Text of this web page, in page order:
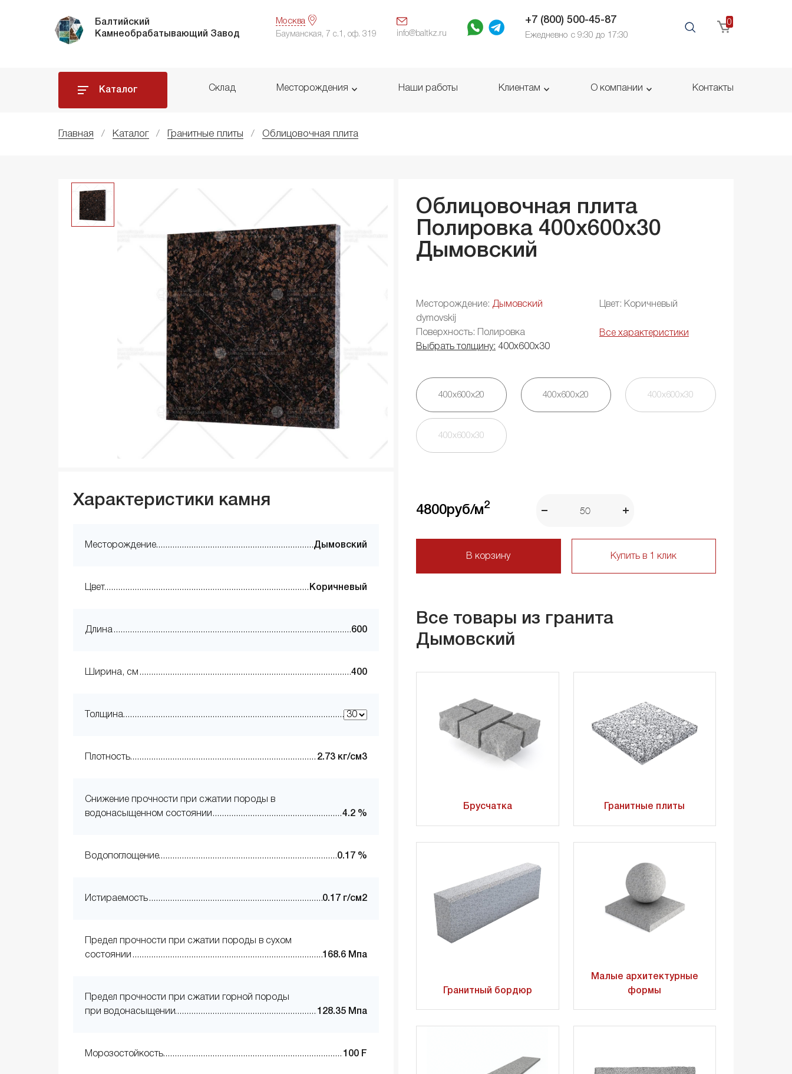
Балтийский
Камнеобрабатывающий Завод
Москва
Бауманская, 7 с.1, оф. 319 info@baltkz.ru
+7 (800) 500-45-87
Ежедневно с 9:30 до 17:30
0
Каталог Склад Месторождения Наши работы Клиентам О компании Контакты
Главная Каталог Гранитные плиты Облицовочная плита
Облицовочная плита
Полировка 400x600x30
Дымовский
Месторождение: Дымовский
dymovskij
Цвет: Коричневый
Поверхность: Полировка
Все характеристики
Выбрать толщину: 400х600х30
400х600х20 400х600х20 400х600х30
400х600х30
4800руб/м2
В корзину Купить в 1 клик
Все товары из гранита
Дымовский
Брусчатка Гранитные плиты
Гранитный бордюр
Малые архитектурные
формы
Характеристики камня
Месторождение Дымовский
Цвет Коричневый
Длина 600
Ширина, см 400
Толщина
Плотность 2.73 кг/см3
Снижение прочности при сжатии породы в
водонасыщенном состоянии
4.2 %
Водопоглощение 0.17 %
Истираемость 0.17 г/см2
Предел прочности при сжатии породы в сухом
состоянии
168.6 Мпа
Предел прочности при сжатии горной породы
при водонасыщении
128.35 Мпа
Морозостойкость 100 F